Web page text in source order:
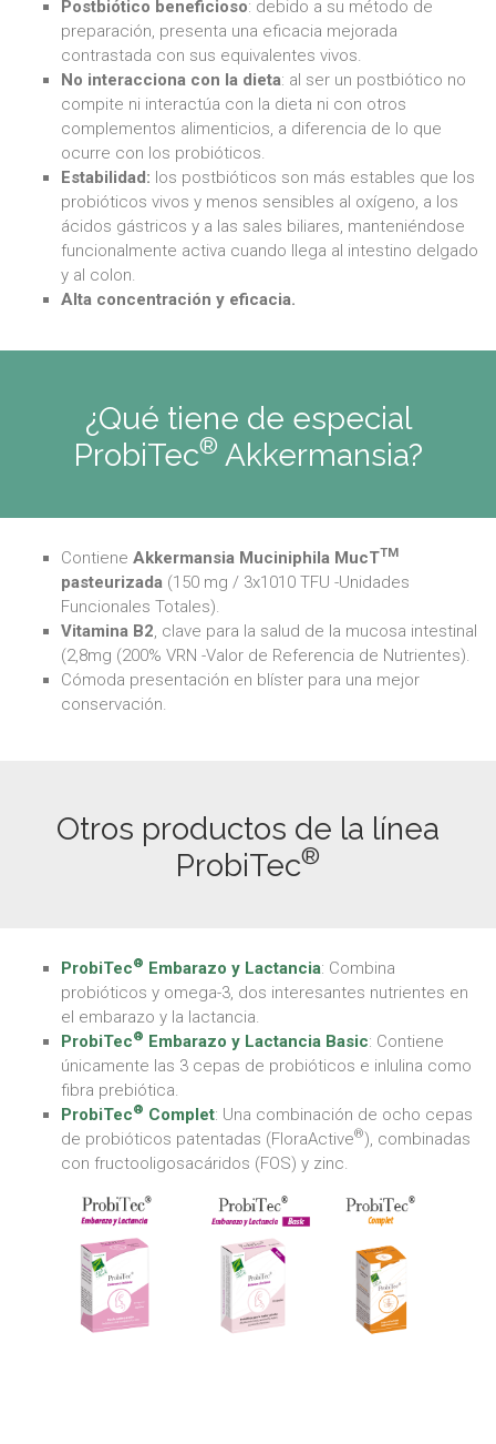
Postbiótico beneficioso: debido a su método de
preparación, presenta una eficacia mejorada
contrastada con sus equivalentes vivos.
No interacciona con la dieta: al ser un postbiótico no
compite ni interactúa con la dieta ni con otros
complementos alimenticios, a diferencia de lo que
ocurre con los probióticos.
Estabilidad: los postbióticos son más estables que los
probióticos vivos y menos sensibles al oxígeno, a los
ácidos gástricos y a las sales biliares, manteniéndose
funcionalmente activa cuando llega al intestino delgado
y al colon.
Alta concentración y eficacia.
¿Qué tiene de especial
ProbiTec® Akkermansia?
Contiene Akkermansia Muciniphila MucTTM
pasteurizada (150 mg / 3x1010 TFU -Unidades
Funcionales Totales).
Vitamina B2, clave para la salud de la mucosa intestinal
(2,8mg (200% VRN -Valor de Referencia de Nutrientes).
Cómoda presentación en blíster para una mejor
conservación.
Otros productos de la línea
ProbiTec®
ProbiTec® Embarazo y Lactancia: Combina
probióticos y omega-3, dos interesantes nutrientes en
el embarazo y la lactancia.
ProbiTec® Embarazo y Lactancia Basic: Contiene
únicamente las 3 cepas de probióticos e inlulina como
fibra prebiótica.
ProbiTec® Complet: Una combinación de ocho cepas
de probióticos patentadas (FloraActive®), combinadas
con fructooligosacáridos (FOS) y zinc.